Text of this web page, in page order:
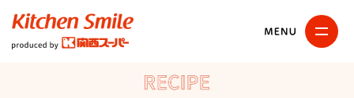
キッチンスマイル